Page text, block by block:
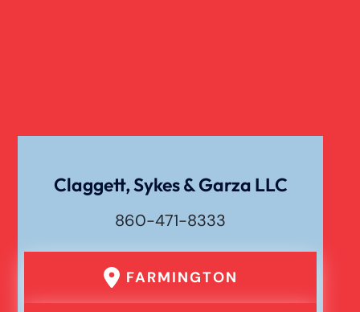
Claggett, Sykes & Garza LLC
860-471-8333
FARMINGTON